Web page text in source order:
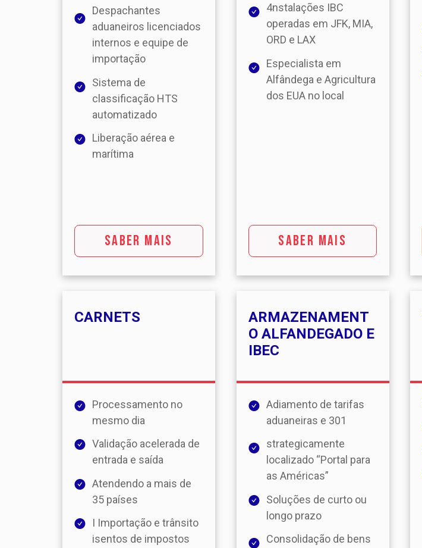
Despachantes
aduaneiros licenciados
internos e equipe de
importação
Sistema de
classificação HTS
automatizado
Liberação aérea e
marítima
SABER MAIS
4nstalações IBC
operadas em JFK, MIA,
ORD e LAX
Especialista em
Alfândega e Agricultura
dos EUA no local
SABER MAIS
CARNETS
Processamento no
mesmo dia
Validação acelerada de
entrada e saída
Atendendo a mais de
35 países
I Importação e trânsito
isentos de impostos
ARMAZENAMENT
O ALFANDEGADO E
IBEC
Adiamento de tarifas
aduaneiras e 301
strategicamente
localizado “Portal para
as Américas”
Soluções de curto ou
longo prazo
Consolidação de bens